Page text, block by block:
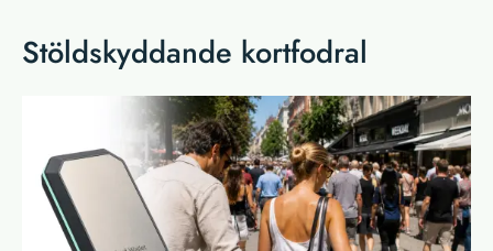
Stöldskyddande kortfodral